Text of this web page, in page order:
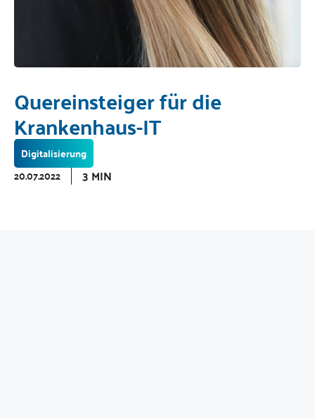
Quereinsteiger für die
Krankenhaus-IT
Digitalisierung
20.07.2022
3 MIN